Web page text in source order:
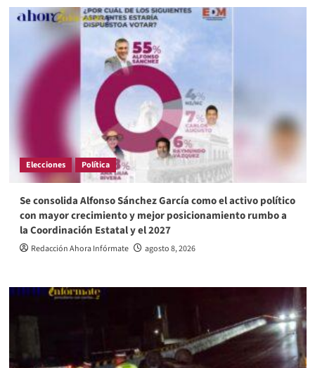
Elecciones Política
Se consolida Alfonso Sánchez García como el activo político
con mayor crecimiento y mejor posicionamiento rumbo a
la Coordinación Estatal y el 2027
Redacción Ahora Infórmate agosto 8, 2026